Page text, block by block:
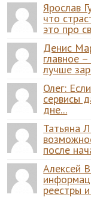
Ярослав
что
это про
Денис
главное
лучше
Олег:
сервисы
дне...
Татьяна
после
Алексей
реестры